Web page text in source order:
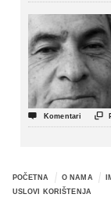
 Komentari 
POČETNA O NAMA
USLOVI KORIŠTENJA